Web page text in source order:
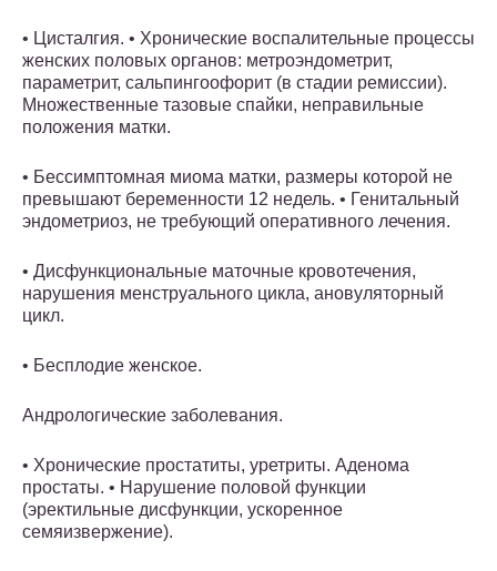
• Цисталгия. • Хронические воспалительные процессы
женских половых органов: метроэндометрит,
параметрит, сальпингоофорит (в стадии ремиссии).
Множественные тазовые спайки, неправильные
положения матки.
• Бессимптомная миома матки, размеры которой не
превышают беременности 12 недель. • Генитальный
эндометриоз, не требующий оперативного лечения.
• Дисфункциональные маточные кровотечения,
нарушения менструального цикла, ановуляторный
цикл.
• Бесплодие женское.
Андрологические заболевания.
• Хронические простатиты, уретриты. Аденома
простаты. • Нарушение половой функции
(эректильные дисфункции, ускоренное
семяизвержение).